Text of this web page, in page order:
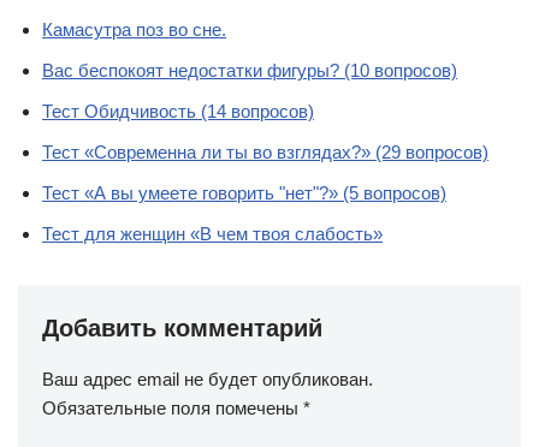
Камасутра поз во сне.
Вас беспокоят недостатки фигуры? (10 вопросов)
Тест Обидчивость (14 вопросов)
Тест «Современна ли ты во взглядах?» (29 вопросов)
Тест «А вы умеете говорить "нет"?» (5 вопросов)
Тест для женщин «В чем твоя слабость»
Добавить комментарий
Ваш адрес email не будет опубликован.
Обязательные поля помечены *